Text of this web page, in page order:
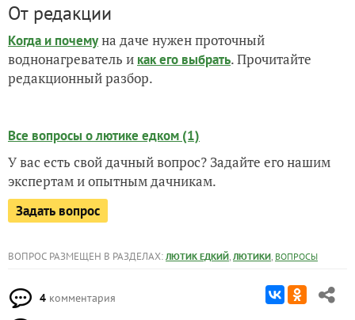
От редакции
Когда и почемуна даче нужен проточный
воднонагреватель и как его выбрать. Прочитайте
редакционный разбор.
Все вопросы о лютике едком (1)
У вас есть свой дачный вопрос? Задайте его нашим
экспертам и опытным дачникам.
Задать вопрос
ВОПРОС РАЗМЕЩЕН В РАЗДЕЛАХ: ЛЮТИК ЕДКИЙ, ЛЮТИКИ, ВОПРОСЫ
4 комментария